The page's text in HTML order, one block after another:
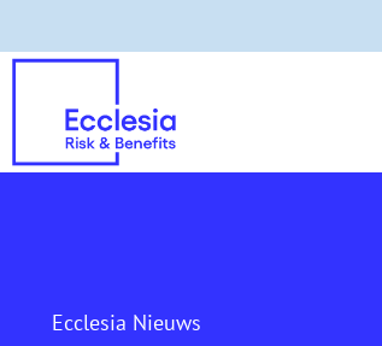
Ecclesia Nieuws